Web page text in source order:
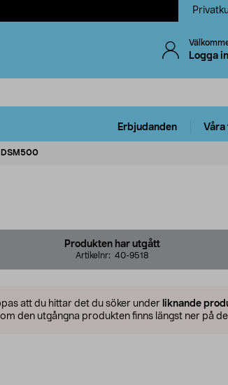
Logga
Erbjudanden Våra
DSM500
Produkten har utgått
Artikelnr: 40-9518
att du hittar det du söker under liknande
den utgångna produkten finns längst ner på